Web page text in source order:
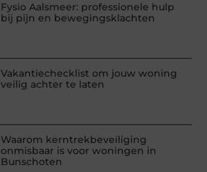
Fysio Aalsmeer: professionele hulp
bij pijn en bewegingsklachten
Vakantiechecklist om jouw woning
veilig achter te laten
Waarom kerntrekbeveiliging
onmisbaar is voor woningen in
Bunschoten